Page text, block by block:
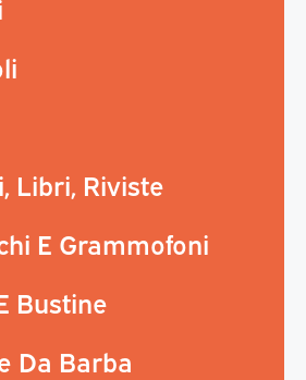
Libri, Riviste
E Grammofoni
Bustine
Da Barba